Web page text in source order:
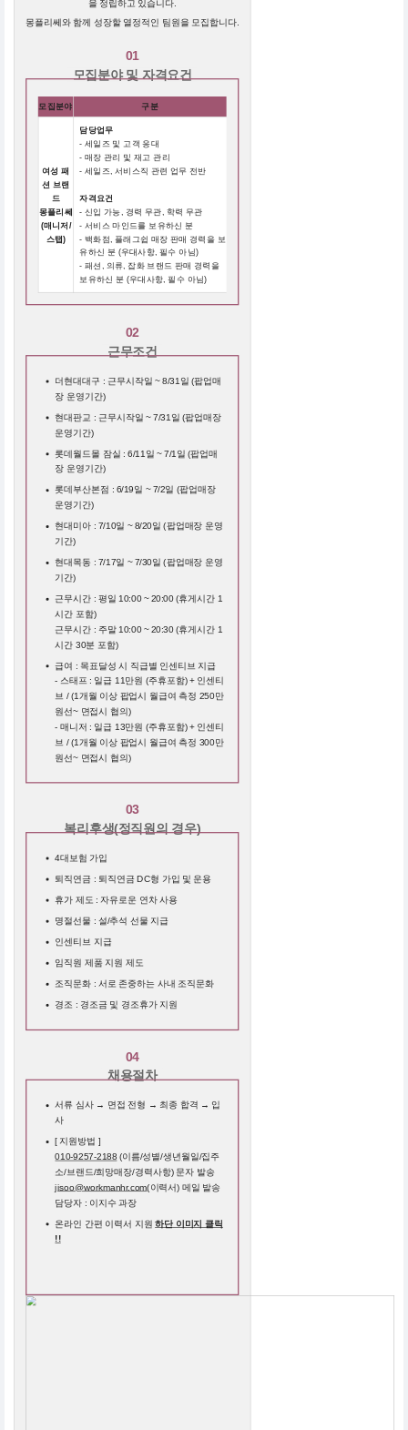
을 정립하고 있습니다.
몽플리쎄와 함께 성장할 열정적인 팀원을 모집합니다.
01
모집분야 및 자격요건
모집분야 구분
여성 패
션 브랜
드
몽플리쎄
(매니저/
스탭)
담당업무
- 세일즈 및 고객 응대
- 매장 관리 및 재고 관리
- 세일즈, 서비스직 관련 업무 전반
자격요건
- 신입 가능, 경력 무관, 학력 무관
- 서비스 마인드를 보유하신 분
- 백화점, 플래그쉽 매장 판매 경력을 보
유하신 분 (우대사항, 필수 아님)
- 패션, 의류, 잡화 브랜드 판매 경력을
보유하신 분 (우대사항, 필수 아님)
02
근무조건
더현대대구 : 근무시작일 ~ 8/31일 (팝업매
장 운영기간)
현대판교 : 근무시작일 ~ 7/31일 (팝업매장
운영기간)
롯데월드몰 잠실 : 6/11일 ~ 7/1일 (팝업매
장 운영기간)
롯데부산본점 : 6/19일 ~ 7/2일 (팝업매장
운영기간)
현대미아 : 7/10일 ~ 8/20일 (팝업매장 운영
기간)
현대목동 : 7/17일 ~ 7/30일 (팝업매장 운영
기간)
근무시간 : 평일 10:00 ~ 20:00 (휴게시간 1
시간 포함)
근무시간 : 주말 10:00 ~ 20:30 (휴게시간 1
시간 30분 포함)
급여 : 목표달성 시 직급별 인센티브 지급
- 스태프 : 일급 11만원 (주휴포함) + 인센티
브 / (1개월 이상 팝업시 월급여 측정 250만
원선~ 면접시 협의)
- 매니저 : 일급 13만원 (주휴포함) + 인센티
브 / (1개월 이상 팝업시 월급여 측정 300만
원선~ 면접시 협의)
03
복리후생(정직원의 경우)
4대보험 가입
퇴직연금 : 퇴직연금 DC형 가입 및 운용
휴가 제도 : 자유로운 연차 사용
명절선물 : 설/추석 선물 지급
인센티브 지급
임직원 제품 지원 제도
조직문화 : 서로 존중하는 사내 조직문화
경조 : 경조금 및 경조휴가 지원
04
채용절차
서류 심사 → 면접 전형 → 최종 합격 → 입
사
[ 지원방법 ]
010-9257-2188 (이름/성별/생년월일/집주
소/브랜드/희망매장/경력사항) 문자 발송
jisoo@workmanhr.com(이력서) 메일 발송
담당자 : 이지수 과장
온라인 간편 이력서 지원하단 이미지 클릭
!!